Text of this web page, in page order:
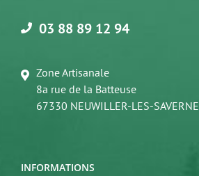
03 88 89 12 94
Zone Artisanale
8a rue de la Batteuse
67330 NEUWILLER-LES-SAVERNE
INFORMATIONS